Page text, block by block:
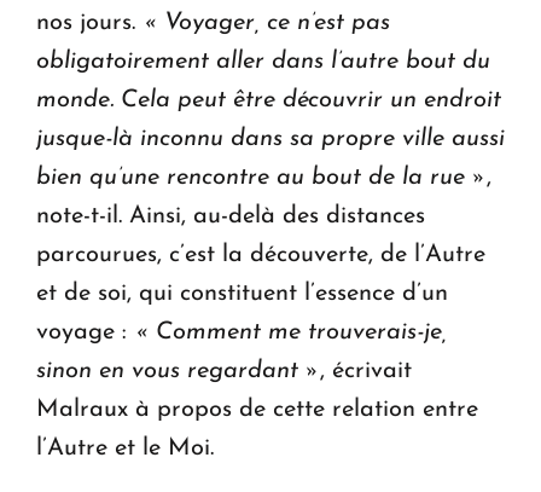
nos jours. « Voyager, ce n’est pas
obligatoirement aller dans l’autre bout du
monde. Cela peut être découvrir un endroit
jusque-là inconnu dans sa propre ville aussi
bien qu’une rencontre au bout de la rue » ,
note-t-il. Ainsi, au-delà des distances
parcourues, c’est la découverte, de l’Autre
et de soi, qui constituent l’essence d’un
voyage : « Comment me trouverais-je,
sinon en vous regardant » , écrivait
Malraux à propos de cette relation entre
l’Autre et le Moi.